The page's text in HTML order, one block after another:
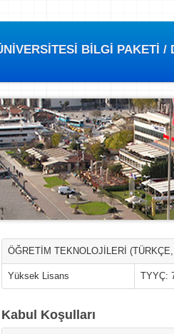
BİLGİ PAKETİ /
ÖĞRETİM TEKNOLOJİLERİ
Yüksek Lisans TYYÇ:
Kabul Koşulları